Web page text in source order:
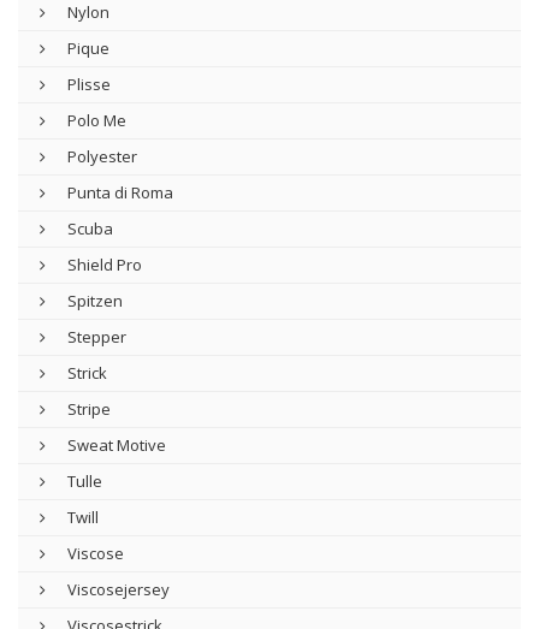
Nylon
Pique
Plisse
Polo Me
Polyester
Punta di Roma
Scuba
Shield Pro
Spitzen
Stepper
Strick
Stripe
Sweat Motive
Tulle
Twill
Viscose
Viscosejersey